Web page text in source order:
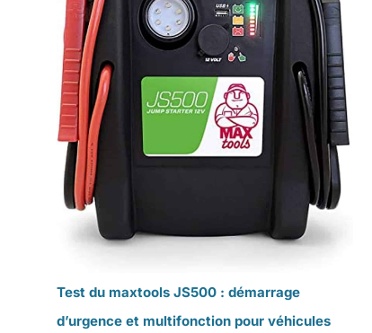
Test du maxtools JS500 : démarrage
d’urgence et multifonction pour véhicules